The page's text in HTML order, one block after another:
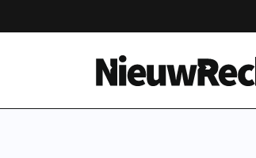
Homepage van NieuwRechts